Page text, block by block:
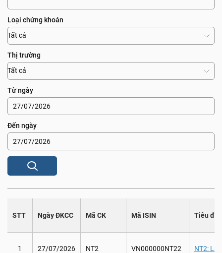
Loại chứng khoán
Tất cả
Thị trường
Tất cả
Từ ngày
Đến ngày
STT Ngày ĐKCC Mã CK Mã ISIN Tiêu đề
1 27/07/2026 NT2 VN000000NT22 NT2: